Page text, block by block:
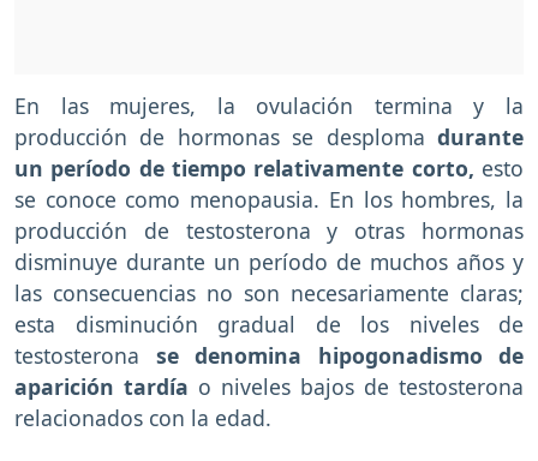
En las mujeres, la ovulación termina y la
producción de hormonas se desploma durante
un período de tiempo relativamente corto, esto
se conoce como menopausia. En los hombres, la
producción de testosterona y otras hormonas
disminuye durante un período de muchos años y
las consecuencias no son necesariamente claras;
esta disminución gradual de los niveles de
testosterona se denomina hipogonadismo de
aparición tardía o niveles bajos de testosterona
relacionados con la edad.